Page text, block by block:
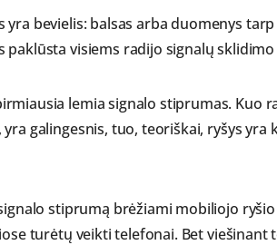
yra bevielis: balsas arba duomenys
paklūsta visiems radijo signalų
lemia signalo stiprumas. Kuo
galingesnis, tuo, teoriškai, ryšys
stiprumą brėžiami mobiliojo
turėtų veikti telefonai. Bet viešinant